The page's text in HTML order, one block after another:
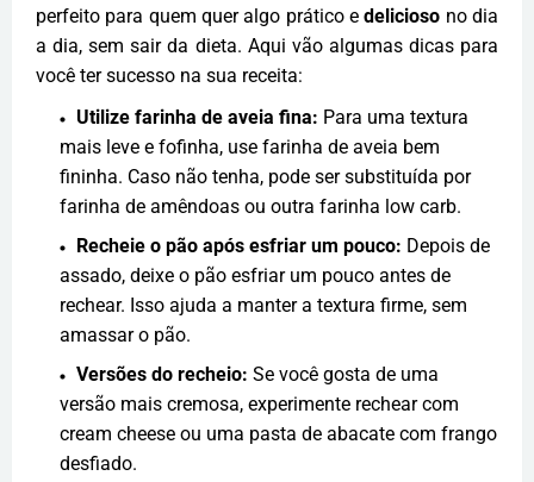
perfeito para quem quer algo prático edelicioso no dia
a dia, sem sair da dieta. Aqui vão algumas dicas para
você ter sucesso na sua receita:
Utilize farinha de aveia fina: Para uma textura
mais leve e fofinha, use farinha de aveia bem
fininha. Caso não tenha, pode ser substituída por
farinha de amêndoas ou outra farinha low carb.
Recheie o pão após esfriar um pouco: Depois de
assado, deixe o pão esfriar um pouco antes de
rechear. Isso ajuda a manter a textura firme, sem
amassar o pão.
Versões do recheio: Se você gosta de uma
versão mais cremosa, experimente rechear com
cream cheese ou uma pasta de abacate com frango
desfiado.